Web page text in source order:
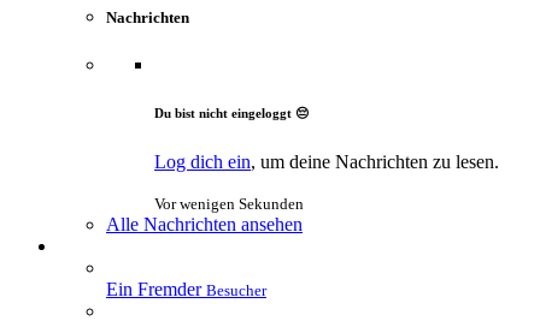
Nachrichten
Du bist nicht eingeloggt 😔
Log dich ein, um deine Nachrichten zu lesen.
Vor wenigen Sekunden
Alle Nachrichten ansehen
Ein Fremder Besucher